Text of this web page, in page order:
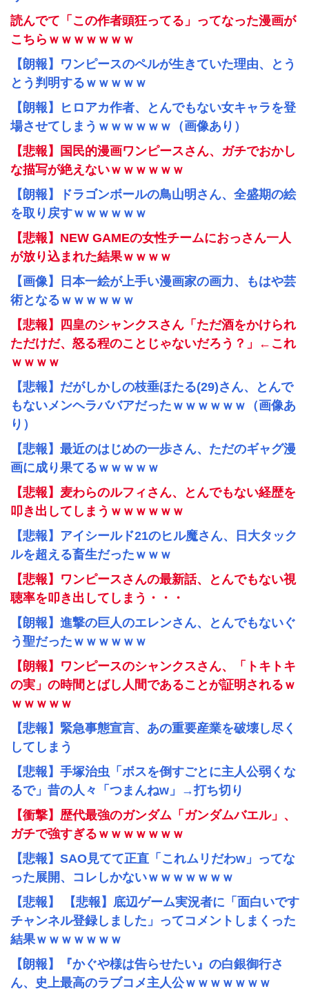
読んでて「この作者頭狂ってる」ってなった漫画が
こちらｗｗｗｗｗｗｗ
【朗報】ワンピースのペルが生きていた理由、とう
とう判明するｗｗｗｗｗ
【朗報】ヒロアカ作者、とんでもない女キャラを登
場させてしまうｗｗｗｗｗｗ（画像あり）
【悲報】国民的漫画ワンピースさん、ガチでおかし
な描写が絶えないｗｗｗｗｗｗ
【朗報】ドラゴンボールの鳥山明さん、全盛期の絵
を取り戻すｗｗｗｗｗｗ
【悲報】NEW GAMEの女性チームにおっさん一人
が放り込まれた結果ｗｗｗｗ
【画像】日本一絵が上手い漫画家の画力、もはや芸
術となるｗｗｗｗｗｗ
【悲報】四皇のシャンクスさん「ただ酒をかけられ
ただけだ、怒る程のことじゃないだろう？」←これ
ｗｗｗｗ
【悲報】だがしかしの枝垂ほたる(29)さん、とんで
もないメンヘラババアだったｗｗｗｗｗｗ（画像あ
り）
【悲報】最近のはじめの一歩さん、ただのギャグ漫
画に成り果てるｗｗｗｗｗ
【悲報】麦わらのルフィさん、とんでもない経歴を
叩き出してしまうｗｗｗｗｗｗ
【悲報】アイシールド21のヒル魔さん、日大タック
ルを超える畜生だったｗｗｗ
【悲報】ワンピースさんの最新話、とんでもない視
聴率を叩き出してしまう・・・
【朗報】進撃の巨人のエレンさん、とんでもないぐ
う聖だったｗｗｗｗｗｗ
【朗報】ワンピースのシャンクスさん、「トキトキ
の実」の時間とばし人間であることが証明されるｗ
ｗｗｗｗｗ
【悲報】緊急事態宣言、あの重要産業を破壊し尽く
してしまう
【悲報】手塚治虫「ボスを倒すごとに主人公弱くな
るで」昔の人々「つまんねw」→打ち切り
【衝撃】歴代最強のガンダム「ガンダムバエル」、
ガチで強すぎるｗｗｗｗｗｗｗ
【悲報】SAO見てて正直「これムリだわw」ってな
った展開、コレしかないｗｗｗｗｗｗｗ
【悲報】 【悲報】底辺ゲーム実況者に「面白いです
チャンネル登録しました」ってコメントしまくった
結果ｗｗｗｗｗｗｗ
【朗報】『かぐや様は告らせたい』の白銀御行さ
ん、史上最高のラブコメ主人公ｗｗｗｗｗｗｗ